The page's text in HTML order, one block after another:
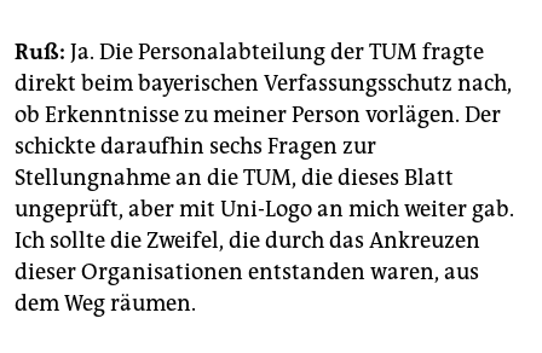
Ruß: Ja. Die Personalabteilung der TUM fragte
direkt beim bayerischen Verfassungsschutz nach,
ob Erkenntnisse zu meiner Person vorlägen. Der
schickte daraufhin sechs Fragen zur
Stellungnahme an die TUM, die dieses Blatt
ungeprüft, aber mit Uni-Logo an mich weiter gab.
Ich sollte die Zweifel, die durch das Ankreuzen
dieser Organisationen entstanden waren, aus
dem Weg räumen.